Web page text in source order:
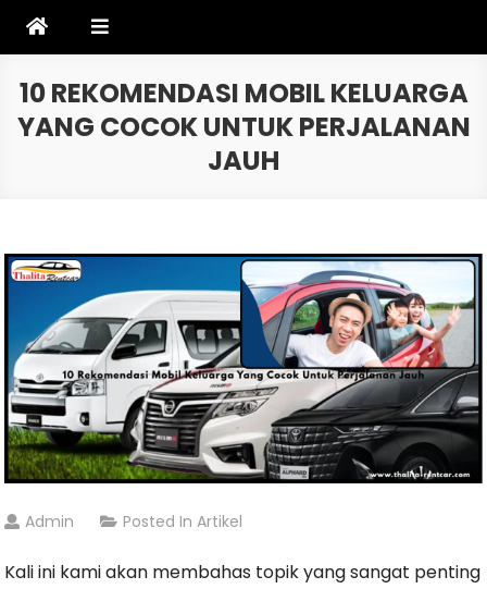
10 REKOMENDASI MOBIL KELUARGA
YANG COCOK UNTUK PERJALANAN
JAUH
Admin Posted InArtikel
Kali ini kami akan membahas topik yang sangat penting